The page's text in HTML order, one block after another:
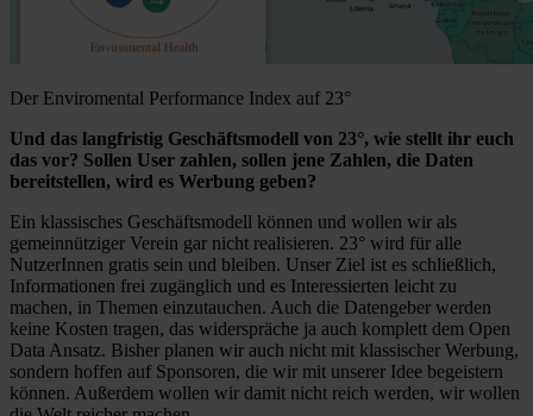
Der Enviromental Performance Index auf 23°
Und das langfristig Geschäftsmodell von 23°, wie stellt ihr euch
das vor? Sollen User zahlen, sollen jene Zahlen, die Daten
bereitstellen, wird es Werbung geben?
Ein klassisches Geschäftsmodell können und wollen wir als
gemeinnütziger Verein gar nicht realisieren. 23° wird für alle
NutzerInnen gratis sein und bleiben. Unser Ziel ist es schließlich,
Informationen frei zugänglich und es Interessierten leicht zu
machen, in Themen einzutauchen. Auch die Datengeber werden
keine Kosten tragen, das widerspräche ja auch komplett dem Open
Data Ansatz. Bisher planen wir auch nicht mit klassischer Werbung,
sondern hoffen auf Sponsoren, die wir mit unserer Idee begeistern
können. Außerdem wollen wir damit nicht reich werden, wir wollen